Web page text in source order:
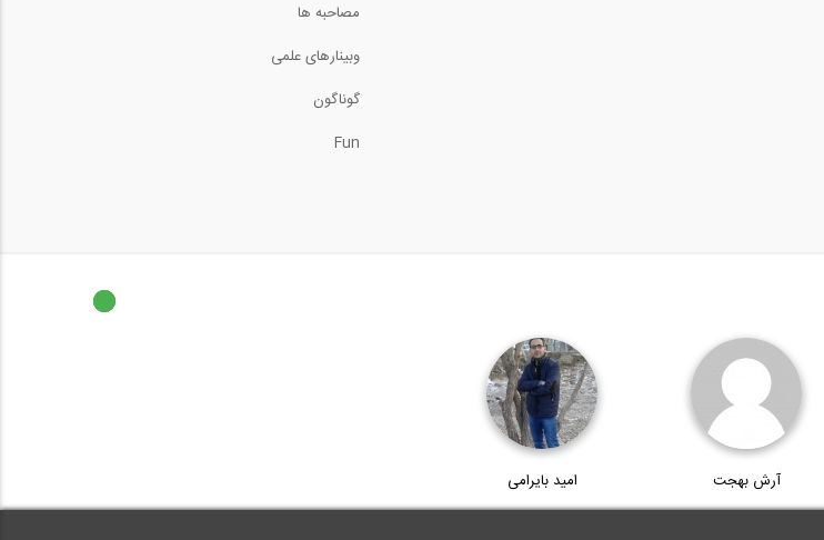
استاتیکی
مصاحبه ها
وبینارهای علمی
گوناگون
Fun
آرش بهجت امید بایرامی